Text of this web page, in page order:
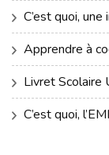
C’est quoi,
Apprendre à
Livret Scolaire
C’est quoi,